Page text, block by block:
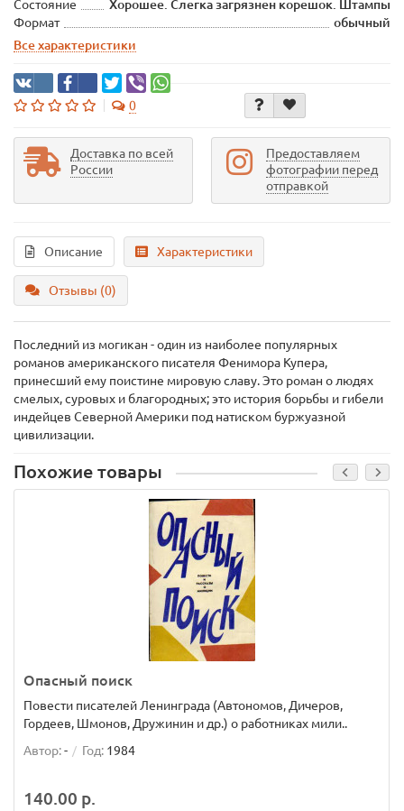
Состояние
Хорошее. Слегка загрязнен корешок. Штампы
Формат
обычный
Все характеристики
0
Доставка по всей
России
Предоставляем
фотографии перед
отправкой
Описание Характеристики
Отзывы (0)
Последний из могикан - один из наиболее популярных
романов американского писателя Фенимора Купера,
принесший ему поистине мировую славу. Это роман о людях
смелых, суровых и благородных; это история борьбы и гибели
индейцев Северной Америки под натиском буржуазной
цивилизации.
Похожие товары
Опасный поиск
Повести писателей Ленинграда (Автономов, Дичеров,
Гордеев, Шмонов, Дружинин и др.) о работниках мили..
Автор:- Год: 1984
140.00 р.